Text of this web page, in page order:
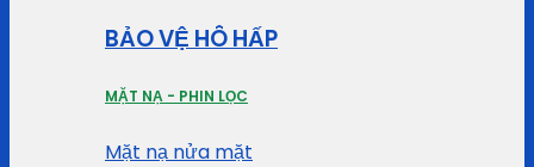
BẢO VỆ HÔ HẤP
MẶT NẠ - PHIN LỌC
Mặt nạ nửa mặt